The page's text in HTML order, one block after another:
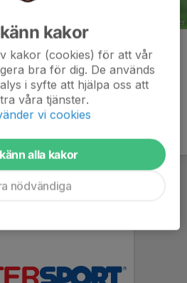
kakor
kakor (cookies) för att vår
bra för dig. De används
i syfte att hjälpa oss att
våra tjänster.
vi cookies
alla kakor
nödvändiga